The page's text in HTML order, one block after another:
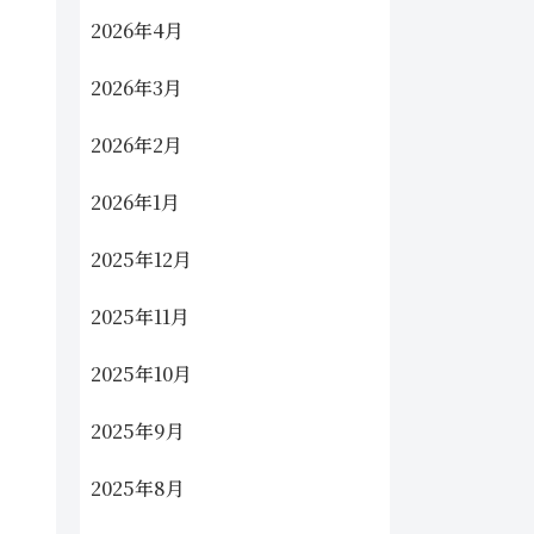
2026年4月
2026年3月
2026年2月
2026年1月
2025年12月
2025年11月
2025年10月
2025年9月
2025年8月